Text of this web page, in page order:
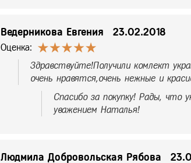
Ведерникова Евгения 23.02.2018
Оценка:
Здравствуйте!Получили комлект
очень нравятся,очень нежные и
Спасибо за покупку! Рады, что
уважением Наталья!
Людмила Добровольская Рябова